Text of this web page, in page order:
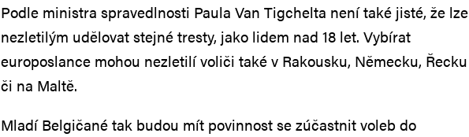
Podle ministra spravedlnosti Paula Van Tigchelta není také jisté, že lze
nezletilým udělovat stejné tresty, jako lidem nad 18 let. Vybírat
europoslance mohou nezletilí voliči také v Rakousku, Německu, Řecku
či na Maltě.
Mladí Belgičané tak budou mít povinnost se zúčastnit voleb do